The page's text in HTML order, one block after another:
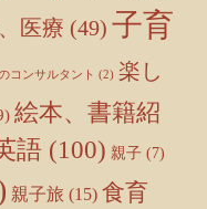
医療 (49) 子育
コンサルタント (2) 楽し
絵本、書籍紹
語 (100) 親子 (7)
親子旅 (15) 食育